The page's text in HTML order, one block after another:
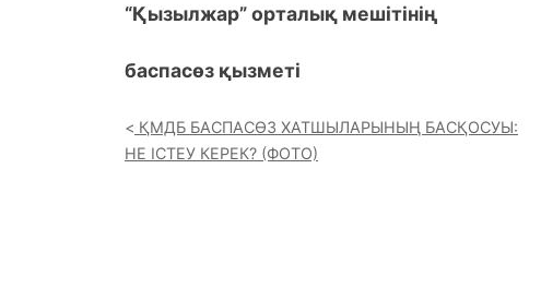
“Қызылжар” орталық мешітінің
баспасөз қызметі
ҚМДБ БАСПАСӨЗ ХАТШЫЛАРЫНЫҢ БАСҚОСУЫ:
НЕ ІСТЕУ КЕРЕК? (ФОТО)